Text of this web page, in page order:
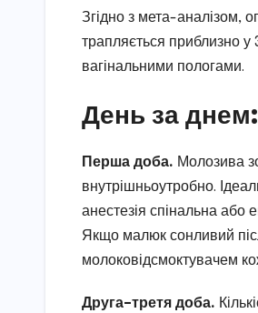
Згідно з мета-аналізом,
трапляється приблизно у
вагінальними пологами.
День за днем:
Перша доба. Молозива
внутрішньоутробно.
анестезія спінальна або
Якщо малюк сонливий
молоковідсмоктувачем
Друга–третя доба.